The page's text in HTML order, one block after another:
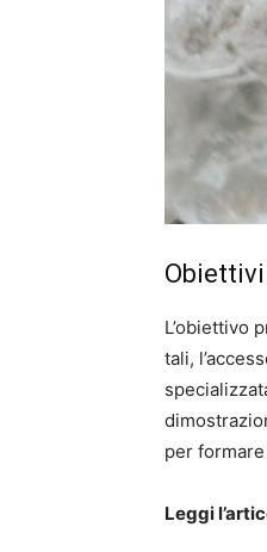
L’obiettivo
tali,
per
Leggi